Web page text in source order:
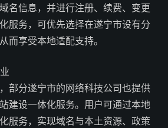
名信息，并进行注册、续费、变更
服务，可优先选择在遂宁市设有分
而享受本地适配支持。
部分遂宁市的网络科技公司也提供
建设一体化服务。用户可通过本地
服务，实现域名与本土资源、政策